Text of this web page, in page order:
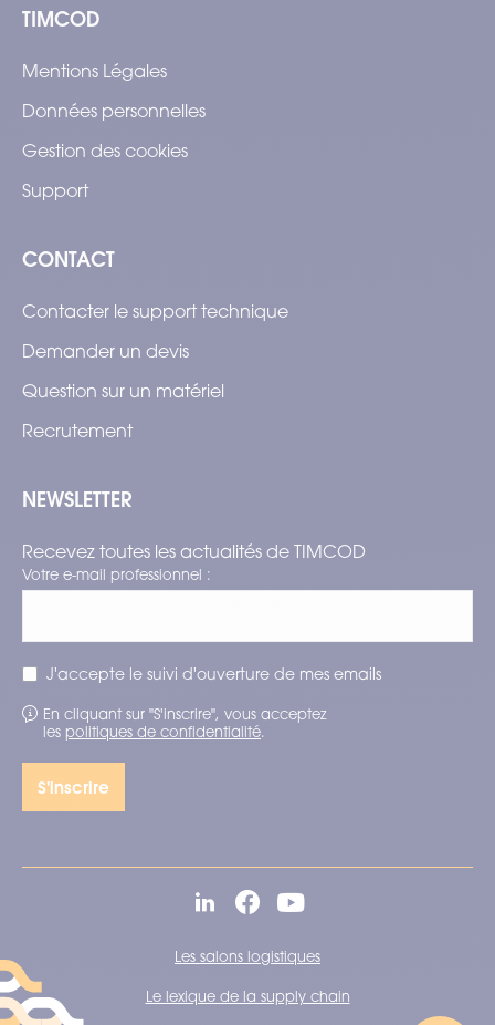
TIMCOD
Mentions Légales
Données personnelles
Gestion des cookies
Support
CONTACT
Contacter le support technique
Demander un devis
Question sur un matériel
Recrutement
NEWSLETTER
Recevez toutes les actualités de TIMCOD
Votre e-mail professionnel :
J'accepte le suivi d'ouverture de mes emails
En cliquant sur "S'inscrire", vous acceptez
les politiques de confidentialité.
Les salons logistiques
Le lexique de la supply chain